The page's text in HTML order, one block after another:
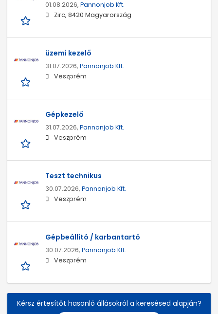
01.08.2026, Pannonjob Kft.
Zirc, 8420 Magyarország
üzemi kezelő
31.07.2026, Pannonjob Kft.
Veszprém
Gépkezelő
31.07.2026, Pannonjob Kft.
Veszprém
Teszt technikus
30.07.2026, Pannonjob Kft.
Veszprém
Gépbeállító / karbantartó
30.07.2026, Pannonjob Kft.
Veszprém
Kérsz értesítőt hasonló állásokról a keresésed alapján?